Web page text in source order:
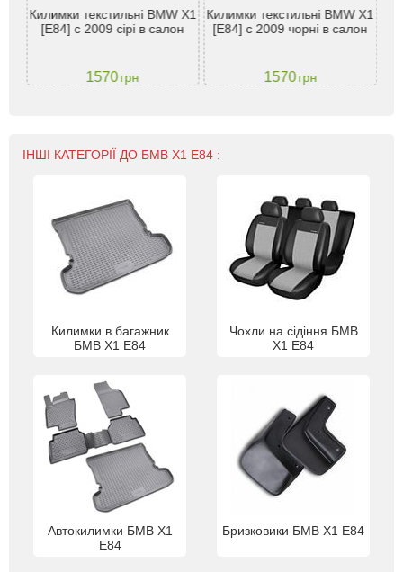
Килимки текстильні BMW X1
[E84] c 2009 сірі в салон
1570грн
Килимки текстильні BMW X1
[E84] c 2009 чорні в салон
1570грн
ІНШІ КАТЕГОРІЇ ДО БМВ X1 Е84 :
Килимки в багажник
БМВ X1 Е84
Чохли на сідіння БМВ
X1 Е84
Автокилимки БМВ X1
Е84
Бризковики БМВ X1 Е84